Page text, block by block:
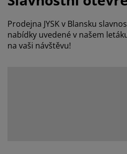
Prodejna JYSK v Blansku
nabídky uvedené v našem
na vaši návštěvu!